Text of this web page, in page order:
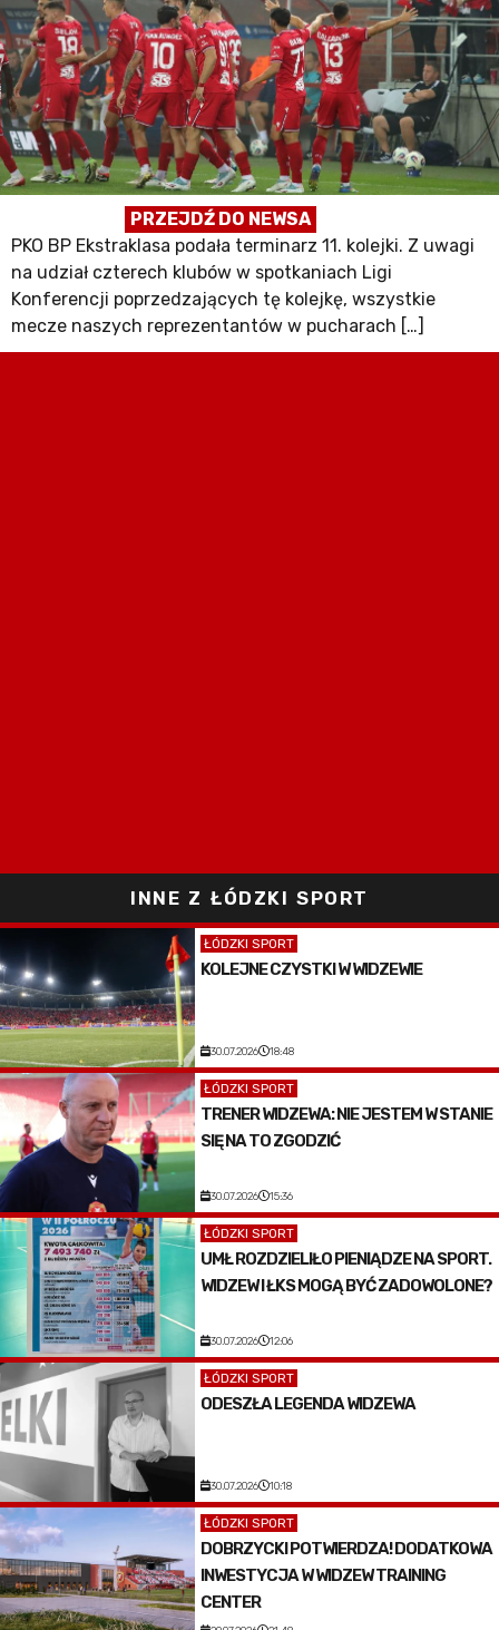
PRZEJDŹ DO NEWSA
PKO BP Ekstraklasa podała terminarz 11. kolejki. Z uwagi
na udział czterech klubów w spotkaniach Ligi
Konferencji poprzedzających tę kolejkę, wszystkie
mecze naszych reprezentantów w pucharach […]
INNE Z ŁÓDZKI SPORT
ŁÓDZKI SPORT
KOLEJNE CZYSTKI W WIDZEWIE
30.07.2026 18:48
ŁÓDZKI SPORT
TRENER WIDZEWA: NIE JESTEM W STANIE
SIĘ NA TO ZGODZIĆ
30.07.2026 15:36
ŁÓDZKI SPORT
UMŁ ROZDZIELIŁO PIENIĄDZE NA SPORT.
WIDZEW I ŁKS MOGĄ BYĆ ZADOWOLONE?
30.07.2026 12:06
ŁÓDZKI SPORT
ODESZŁA LEGENDA WIDZEWA
30.07.2026 10:18
ŁÓDZKI SPORT
DOBRZYCKI POTWIERDZA! DODATKOWA
INWESTYCJA W WIDZEW TRAINING
CENTER